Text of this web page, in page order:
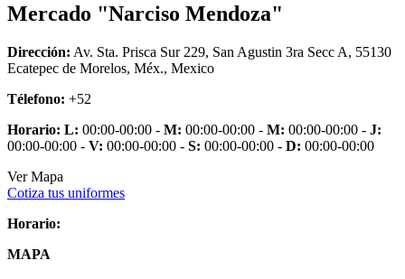
Mercado "Narciso Mendoza"
Dirección: Av. Sta. Prisca Sur 229, San Agustin 3ra Secc A, 55130
Ecatepec de Morelos, Méx., Mexico
Télefono: +52
Horario: L: 00:00-00:00 - M: 00:00-00:00 - M: 00:00-00:00 - J:
00:00-00:00 - V: 00:00-00:00 - S: 00:00-00:00 - D: 00:00-00:00
Ver Mapa
Cotiza tus uniformes
Horario:
MAPA